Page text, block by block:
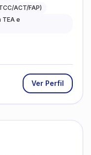
ACT/FAP)
TEA e
Ver Perfil